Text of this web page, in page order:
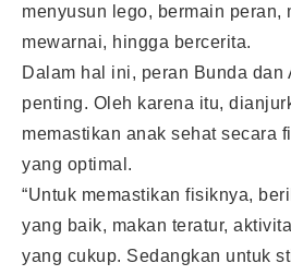
menyusun lego, bermain peran,
mewarnai, hingga bercerita.
Dalam hal ini, peran Bunda dan
penting. Oleh karena itu,
memastikan anak sehat secara
yang optimal.
“Untuk memastikan fisiknya,
yang baik, makan teratur,
yang cukup. Sedangkan untuk